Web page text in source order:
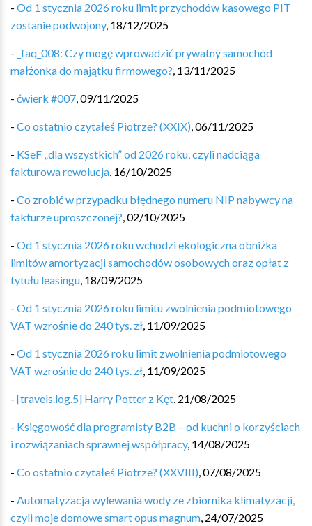
- Od 1 stycznia 2026 roku limit przychodów kasowego PIT
zostanie podwojony, 18/12/2025
- _faq_008: Czy mogę wprowadzić prywatny samochód
małżonka do majątku firmowego?, 13/11/2025
- ćwierk #007,09/11/2025
- Co ostatnio czytałeś Piotrze? (XXIX),06/11/2025
- KSeF „dla wszystkich” od 2026 roku, czyli nadciąga
fakturowa rewolucja, 16/10/2025
- Co zrobić w przypadku błędnego numeru NIP nabywcy na
fakturze uproszczonej?,02/10/2025
- Od 1 stycznia 2026 roku wchodzi ekologiczna obniżka
limitów amortyzacji samochodów osobowych oraz opłat z
tytułu leasingu, 18/09/2025
- Od 1 stycznia 2026 roku limitu zwolnienia podmiotowego
VAT wzrośnie do 240 tys. zł, 11/09/2025
- Od 1 stycznia 2026 roku limit zwolnienia podmiotowego
VAT wzrośnie do 240 tys. zł, 11/09/2025
- [travels.log.5] Harry Potter z Kęt, 21/08/2025
- Księgowość dla programisty B2B – od kuchni o korzyściach
i rozwiązaniach sprawnej współpracy, 14/08/2025
- Co ostatnio czytałeś Piotrze? (XXVIII),07/08/2025
- Automatyzacja wylewania wody ze zbiornika klimatyzacji,
czyli moje domowe smart opus magnum, 24/07/2025